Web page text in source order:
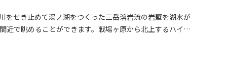
せき止めて湯ノ湖をつくった三岳溶岩流の岩壁を湖水が
近で眺めることができます。戦場ヶ原から北上するハイキ